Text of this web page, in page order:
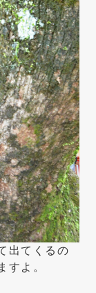
出てくるの
すよ。